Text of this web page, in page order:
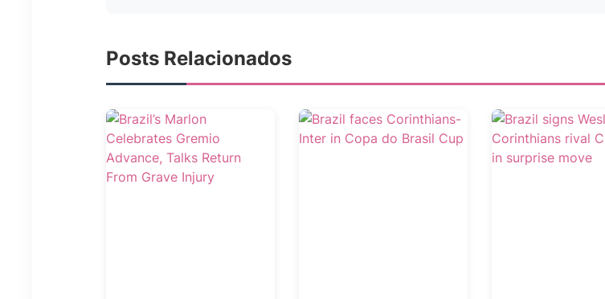
Posts Relacionados